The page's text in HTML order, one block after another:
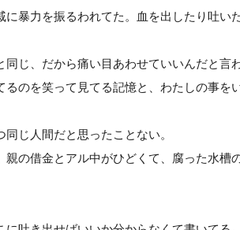
暴力を振るわれてた。血を出したり吐い
同じ、だから痛い目あわせていいんだと言
のを笑って見てる記憶と、わたしの事を
じ人間だと思ったことない。
の借金とアル中がひどくて、腐った水槽